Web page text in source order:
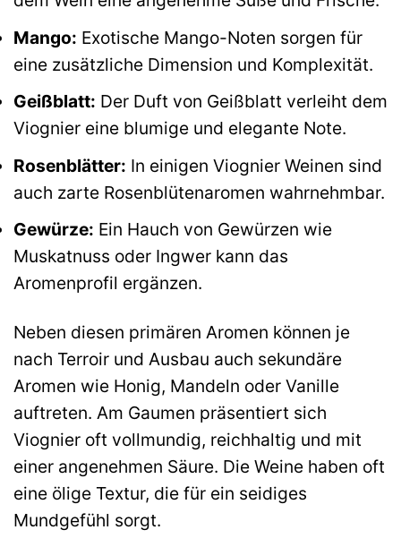
Mango: Exotische Mango-Noten sorgen für
eine zusätzliche Dimension und Komplexität.
Geißblatt: Der Duft von Geißblatt verleiht dem
Viognier eine blumige und elegante Note.
Rosenblätter: In einigen Viognier Weinen sind
auch zarte Rosenblütenaromen wahrnehmbar.
Gewürze: Ein Hauch von Gewürzen wie
Muskatnuss oder Ingwer kann das
Aromenprofil ergänzen.
Neben diesen primären Aromen können je
nach Terroir und Ausbau auch sekundäre
Aromen wie Honig, Mandeln oder Vanille
auftreten. Am Gaumen präsentiert sich
Viognier oft vollmundig, reichhaltig und mit
einer angenehmen Säure. Die Weine haben oft
eine ölige Textur, die für ein seidiges
Mundgefühl sorgt.